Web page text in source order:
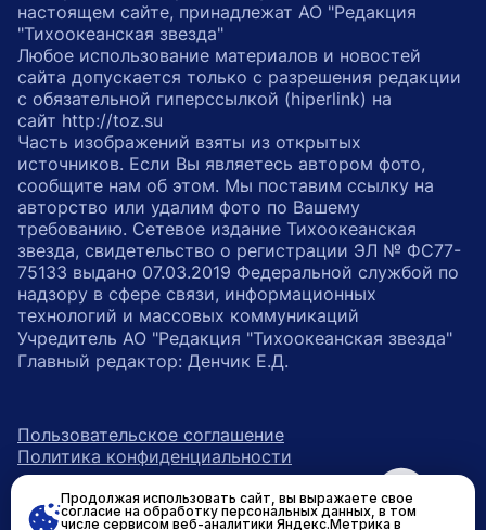
настоящем сайте, принадлежат АО "Редакция
"Тихоокеанская звезда"
Любое использование материалов и новостей
сайта допускается только с разрешения редакции
с обязательной гиперссылкой (hiperlink) на
сайт http://toz.su
Часть изображений взяты из открытых
источников. Если Вы являетесь автором фото,
сообщите нам об этом. Мы поставим ссылку на
авторство или удалим фото по Вашему
требованию. Сетевое издание Тихоокеанская
звезда, свидетельство о регистрации ЭЛ № ФС77-
75133 выдано 07.03.2019 Федеральной службой по
надзору в сфере связи, информационных
технологий и массовых коммуникаций
Учредитель АО "Редакция "Тихоокеанская звезда"
Главный редактор: Денчик Е.Д.
Пользовательское соглашение
Политика конфиденциальности
ссылка на главную
возрастное ограничение 16+
Продолжая использовать сайт, вы выражаете свое
согласие на обработку персональных данных, в том
числе сервисом веб-аналитики Яндекс.Метрика в